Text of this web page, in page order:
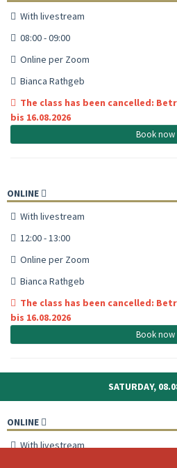
With livestream
08:00 - 09:00
Online per Zoom
Bianca Rathgeb
The class has been cancelled:
bis 16.08.2026
Book now
ONLINE
With livestream
12:00 - 13:00
Online per Zoom
Bianca Rathgeb
The class has been cancelled:
bis 16.08.2026
Book now
SATURDAY,
ONLINE
With livestream